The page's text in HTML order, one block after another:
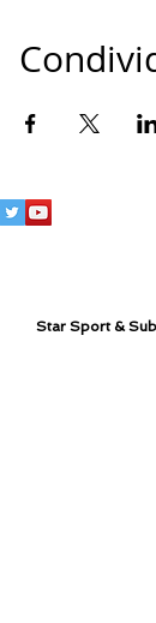
Star Sport & Sub